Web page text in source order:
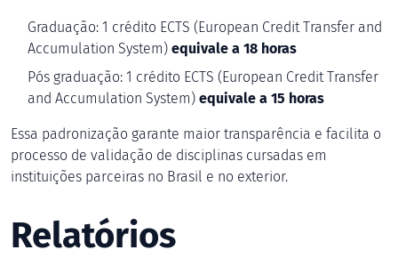
Graduação: 1 crédito ECTS (European Credit Transfer and
Accumulation System) equivale a 18 horas
Pós graduação: 1 crédito ECTS (European Credit Transfer
and Accumulation System) equivale a 15 horas
Essa padronização garante maior transparência e facilita o
processo de validação de disciplinas cursadas em
instituições parceiras no Brasil e no exterior.
Relatórios